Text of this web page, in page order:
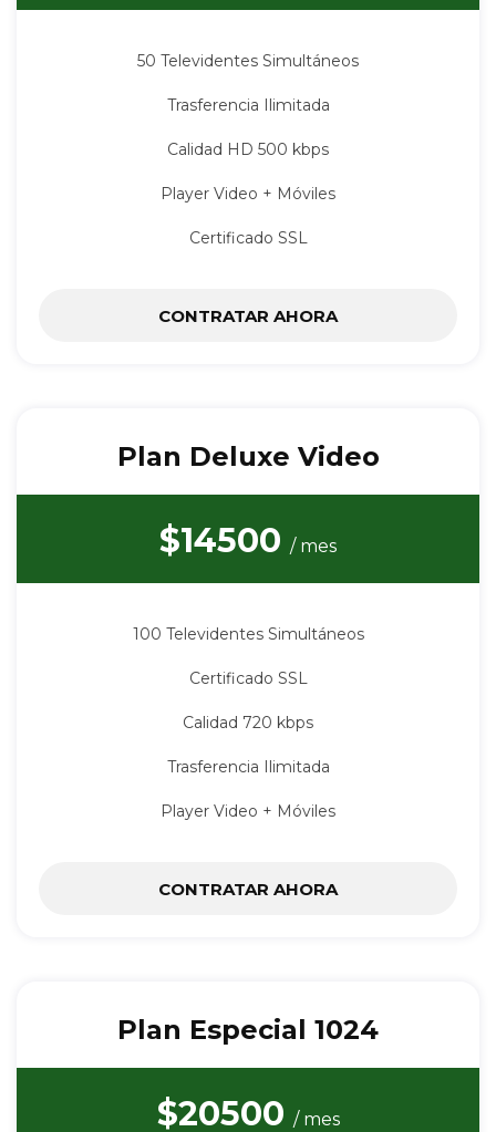
50 Televidentes Simultáneos
Trasferencia Ilimitada
Calidad HD 500 kbps
Player Video + Móviles
Certificado SSL
CONTRATAR AHORA
Plan Deluxe Video
$14500 / mes
100 Televidentes Simultáneos
Certificado SSL
Calidad 720 kbps
Trasferencia Ilimitada
Player Video + Móviles
CONTRATAR AHORA
Plan Especial 1024
$20500 / mes